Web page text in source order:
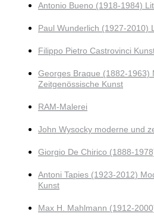
Antonio Bueno (1918-1984)
Paul Wunderlich (1927-2010)
Filippo Pietro Castrovinci
Georges Braque (1882-1963)
Zeitgenössische Kunst
RAM-Malerei
John Wysocky moderne und
Giorgio De Chirico (1888-
Antoni Tapies (1923-2012)
Kunst
Max H. Mahlmann (1912-